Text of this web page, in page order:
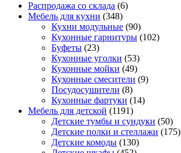
Распродажа со склада (6)
Мебель для кухни (348)
Кухни модульные (90)
Кухонные гарнитуры (102)
Буфеты (23)
Кухонные уголки (53)
Кухонные мойки (49)
Кухонные смесители (9)
Посудосушители (8)
Кухонные фартуки (14)
Мебель для детской (1191)
Детские тумбы и сундуки (50)
Детские полки и стеллажи (175)
Детские комоды (130)